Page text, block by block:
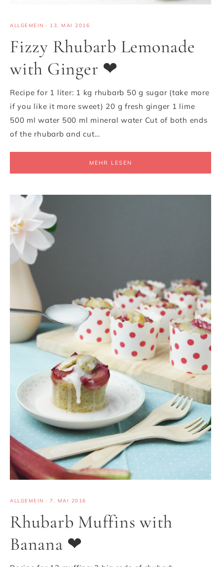
ALLGEMEIN · 13. MAI 2016
Fizzy Rhubarb Lemonade
with Ginger ❤
Recipe for 1 liter: 1 kg rhubarb 50 g sugar (take more
if you like it more sweet) 20 g fresh ginger 1 lime
500 ml water 500 ml mineral water Cut of both ends
of the rhubarb and cut…
MEHR LESEN
ALLGEMEIN · 7. MAI 2016
Rhubarb Muffins with
Banana ❤